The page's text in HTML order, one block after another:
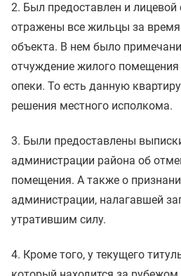
2. Был предоставлен и лицевой
отражены все жильцы за
объекта. В нем было
отчуждение жилого помещения
опеки. То есть данную
решения местного исполкома.
3. Были предоставлены
администрации района об
помещения. А также о
администрации, налагавшей
утратившим силу.
4. Кроме того, у текущего